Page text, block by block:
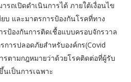
รถเปิดดำเนินการได้ ภายใต้เงื่อนไข
ยบ และมาตรการป้องกันโรคที่ทาง
ป้องกันการติดเชื้อแบบครอบจักรวาล
การปลอดภัยสำหรับองค์กร(Covid
รตามกฎหมายว่าด้วยโรคติดต่อที่ผู้รับ
เป็นการเฉพาะ